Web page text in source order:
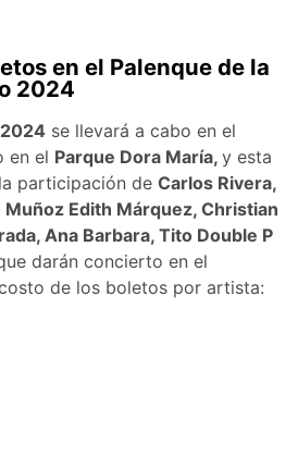
en el Palenque de la
2024
se llevará a cabo en el
en el Parque Dora María, y esta
participación de Carlos Rivera,
Muñoz Edith Márquez, Christian
Ana Barbara, Tito Double P
darán concierto en el
de los boletos por artista: